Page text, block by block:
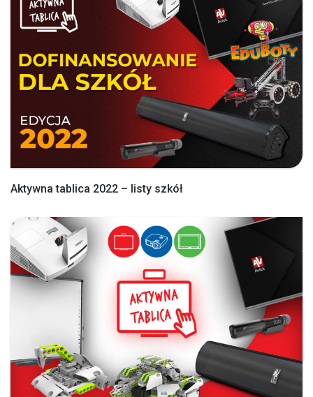
Aktywna tablica 2022 – listy szkół